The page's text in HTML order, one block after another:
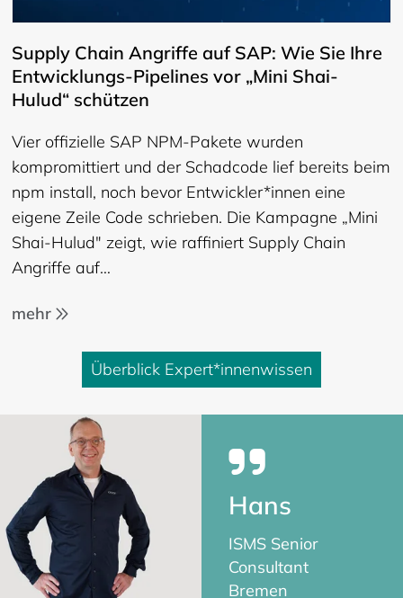
Supply Chain Angriffe auf SAP: Wie Sie Ihre
Entwicklungs-Pipelines vor „Mini Shai-
Hulud“ schützen
Vier offizielle SAP NPM-Pakete wurden
kompromittiert und der Schadcode lief bereits beim
npm install, noch bevor Entwickler*innen eine
eigene Zeile Code schrieben. Die Kampagne „Mini
Shai-Hulud" zeigt, wie raffiniert Supply Chain
Angriffe auf…
mehr
Überblick Expert*innenwissen
Hans
ISMS Senior
Consultant
Bremen
Natascha
ISMS Consultant
Bremen
Saskia
ISMS Consultant
Bremen
Melissa
ISMS Senior
Consultant
Bremen
Alena
ISMS Consultant
Bremen